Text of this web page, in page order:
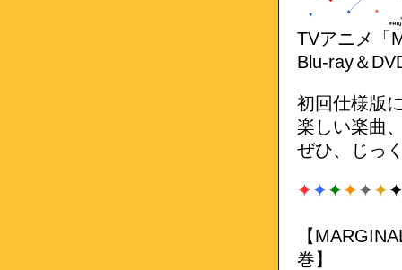
TVアニメ「
Blu-ray＆
初回仕様版
楽しい楽曲
ぜひ、じっ
✦✦✦✦✦✦
【
巻】